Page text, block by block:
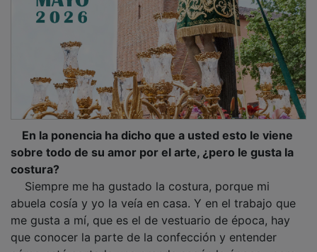
sobre todo de su amor por el arte, ¿pero le gusta la
costura?
Siempre me ha gustado la costura, porque mi
abuela cosía y yo la veía en casa. Y en el trabajo que
me gusta a mí, que es el de vestuario de época, hay
que conocer la parte de la confección y entender
cómo está cortada una prenda según la época, pero